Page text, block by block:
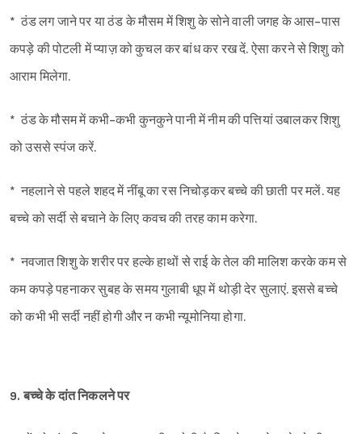
* ठंड लग जाने पर या ठंड के मौसम में शिशु के सोने वाली जगह के आस-पास
कपड़े की पोटली में प्याज़ को कुचल कर बांध कर रख दें. ऐसा करने से शिशु को
आराम मिलेगा.
* ठंड के मौसम में कभी-कभी कुनकुने पानी में नीम की पत्तियां उबालकर शिशु
को उससे स्पंज करें.
* नहलाने से पहले शहद में नींबू का रस निचोड़कर बच्चे की छाती पर मलें. यह
बच्चे को सर्दी से बचाने के लिए कवच की तरह काम करेगा.
* नवजात शिशु के शरीर पर हल्के हाथों से राई के तेल की मालिश करके कम से
कम कपड़े पहनाकर सुबह के समय गुलाबी धूप में थोड़ी देर सुलाएं. इससे बच्चे
को कभी भी सर्दी नहीं होगी और न कभी न्यूमोनिया होगा.
9. बच्चे के दांत निकलने पर